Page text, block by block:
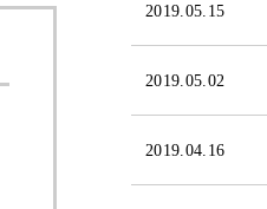
2019.05.15
2019.05.02
2019.04.16